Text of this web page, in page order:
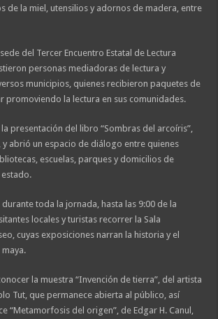
de la miel, utensilios y adornos de madera, entre
del Tercer Encuentro Estatal de Lectura
personas mediadoras de lectura y
municipios, quienes recibieron paquetes de
promoviendo la lectura en sus comunidades.
presentación del libro “Sombras del arcoíris”,
y abrió un espacio de diálogo entre quienes
escuelas, parques y domicilios de
toda la jornada, hasta las 9:00 de la
locales y turistas recorrer la Sala
cuyas exposiciones narran la historia y el
maya.
la muestra “Invención de tierra”, del artista
Tut, que permanece abierta al público, así
“Metamorfosis del origen”, de Edgar H. Canul,